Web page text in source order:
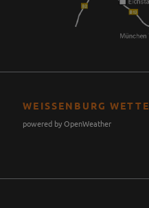
WEISSENBURG WETTER
powered by OpenWeather